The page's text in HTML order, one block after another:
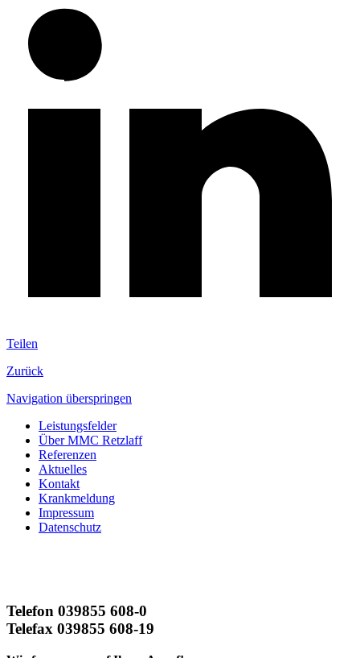
Teilen
Zurück
Navigation überspringen
Leistungsfelder
Über MMC Retzlaff
Referenzen
Aktuelles
Kontakt
Krankmeldung
Impressum
Datenschutz
Telefon 039855 608-0
Telefax 039855 608-19